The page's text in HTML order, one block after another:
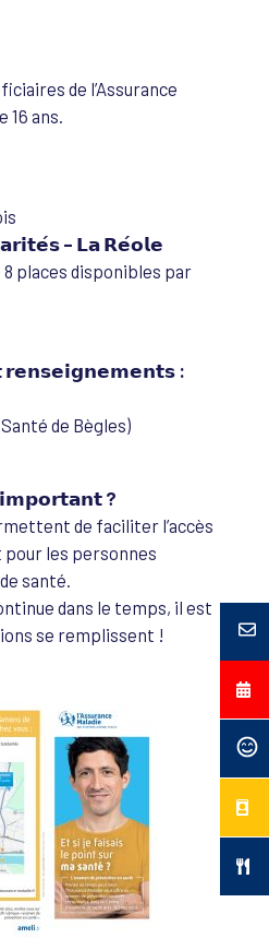
de l’Assurance
16 ans.
– 𝗟𝗮 𝗥𝗲́𝗼𝗹𝗲
places disponibles par
𝗿𝗲𝗻𝘀𝗲𝗶𝗴𝗻𝗲𝗺𝗲𝗻𝘁𝘀 :
de Bègles)
?
de faciliter l’accès
les personnes
santé.
dans le temps, il est
se remplissent !